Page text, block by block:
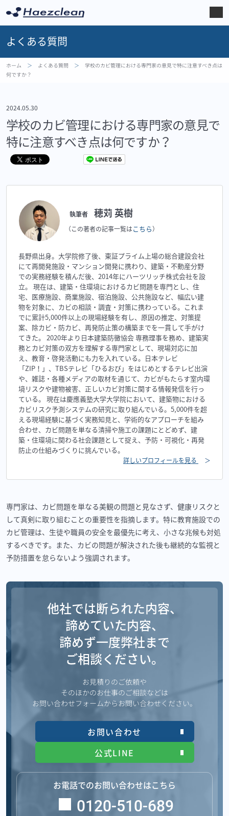
よくある質問
ホーム よくある質問
学校のカビ管理における専門家の意見で特に注意すべき点は
何ですか？
2024.05.30
学校のカビ管理における専門家の意見で
特に注意すべき点は何ですか？
執筆者 穂苅 英樹
（この著者の記事一覧はこちら）
長野県出身。大学院修了後、東証プライム上場の総合建設会社
にて再開発施設・マンション開発に携わり、建築・不動産分野
での実務経験を積んだ後、2014年にハーツリッチ株式会社を設
立。 現在は、建築・住環境におけるカビ問題を専門とし、住
宅、医療施設、商業施設、宿泊施設、公共施設など、幅広い建
物を対象に、カビの相談・調査・対策に携わっている。これま
でに累計5,000件以上の現場経験を有し、原因の推定、対策提
案、除カビ・防カビ、再発防止策の構築までを一貫して手がけ
てきた。 2020年より日本建築防黴協会 専務理事を務め、建築実
務とカビ対策の双方を理解する専門家として、現場対応に加
え、教育・啓発活動にも力を入れている。日本テレビ
「ZIP！」、TBSテレビ「ひるおび」をはじめとするテレビ出演
や、雑誌・各種メディアの取材を通じて、カビがもたらす室内環
境リスクや建物被害、正しいカビ対策に関する情報発信を行っ
ている。 現在は慶應義塾大学大学院において、建築物における
カビリスク予測システムの研究に取り組んでいる。5,000件を超
える現場経験に基づく実務知見と、学術的なアプローチを組み
合わせ、カビ問題を単なる清掃や施工の課題にとどめず、建
築・住環境に関わる社会課題として捉え、予防・可視化・再発
防止の仕組みづくりに挑んでいる。
詳しいプロフィールを見る ＞
専門家は、カビ問題を単なる美観の問題と見なさず、健康リスクと
して真剣に取り組むことの重要性を指摘します。特に教育施設での
カビ管理は、生徒や職員の安全を最優先に考え、小さな兆候も対処
するべきです。また、カビの問題が解決された後も継続的な監視と
予防措置を怠らないよう強調されます。
他社では断られた内容、
諦めていた内容、
諦めず一度弊社まで
ご相談ください。
お見積りのご依頼や
そのほかのお仕事のご相談などは
お問い合わせフォームからお問い合わせください。
お問い合わせ
公式LINE
お電話でのお問い合わせはこちら
0120-510-689